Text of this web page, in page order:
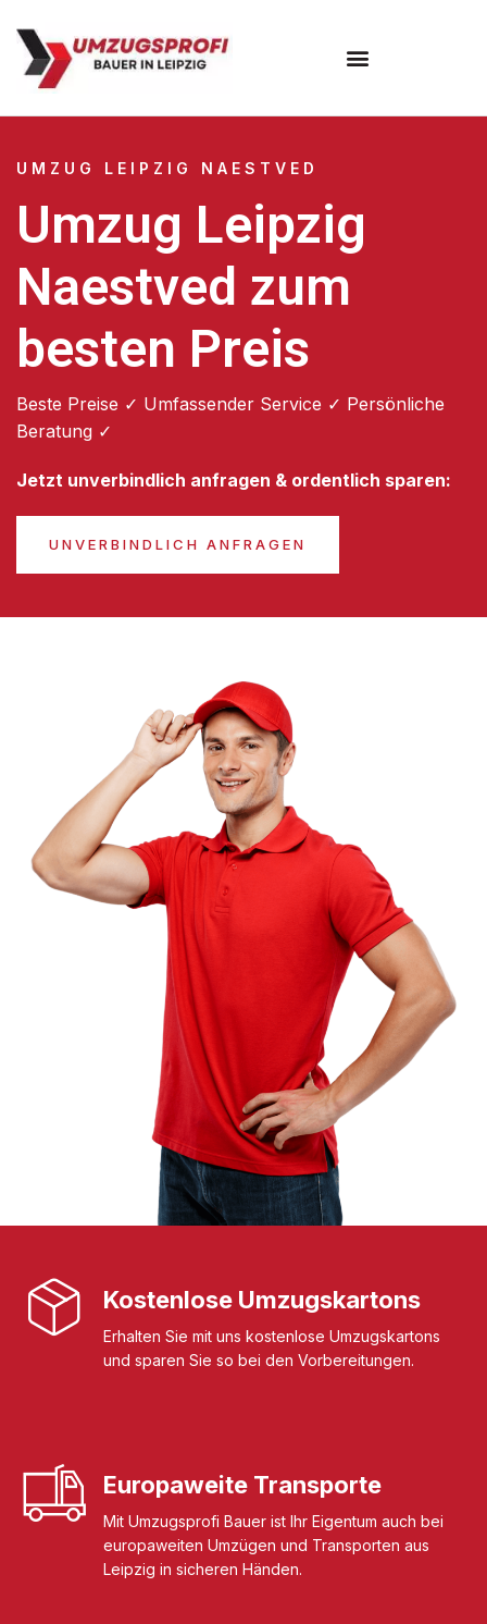
UMZUG LEIPZIG NAESTVED
Umzug Leipzig
Naestved zum
besten Preis
Beste Preise ✓ Umfassender Service ✓ Persönliche
Beratung ✓
Jetzt unverbindlich anfragen & ordentlich sparen:
UNVERBINDLICH ANFRAGEN
Kostenlose Umzugskartons
Erhalten Sie mit uns kostenlose Umzugskartons
und sparen Sie so bei den Vorbereitungen.
Europaweite Transporte
Mit Umzugsprofi Bauer ist Ihr Eigentum auch bei
europaweiten Umzügen und Transporten aus
Leipzig in sicheren Händen.